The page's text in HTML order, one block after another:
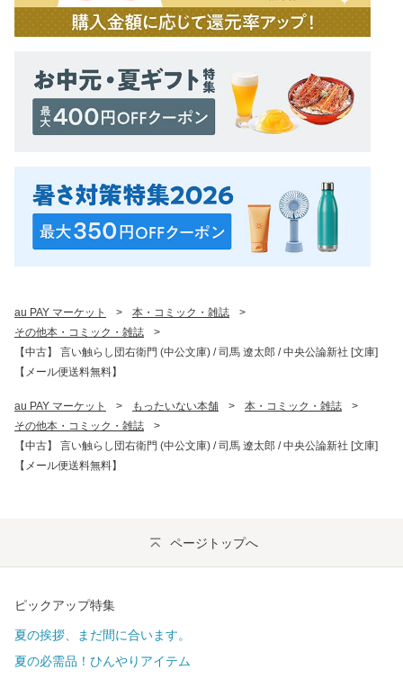
au PAY マーケット > 本・コミック・雑誌
>
その他本・コミック・雑誌
>
【中古】 言い触らし団右衛門 (中公文庫) / 司馬 遼太郎 / 中央公論新社 [文庫]
【メール便送料無料】
au PAY マーケット > もったいない本舗 > 本・コミック・雑誌
>
その他本・コミック・雑誌
>
【中古】 言い触らし団右衛門 (中公文庫) / 司馬 遼太郎 / 中央公論新社 [文庫]
【メール便送料無料】
ページトップへ
ピックアップ特集
夏の挨拶、まだ間に合います。
夏の必需品！ひんやりアイテム